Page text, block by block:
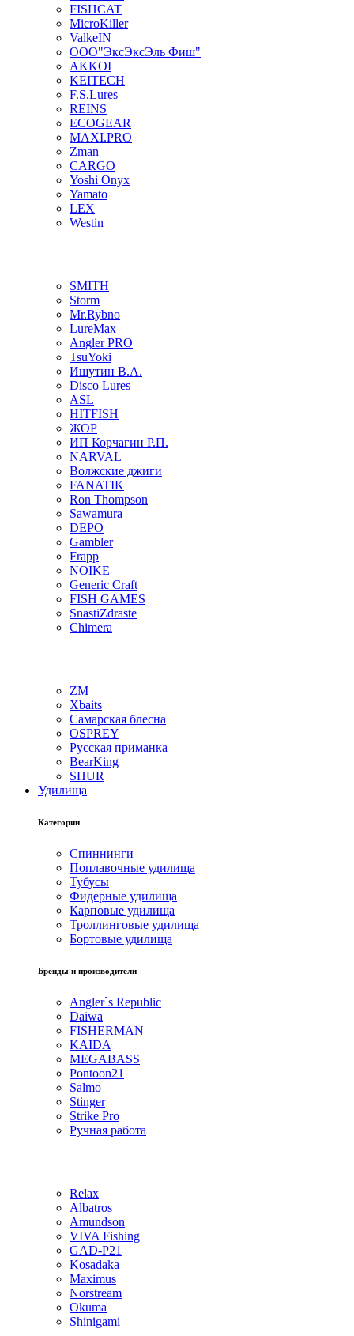
FISHCAT
MicroKiller
ValkeIN
ООО"ЭксЭксЭль Фиш"
AKKOI
KEITECH
F.S.Lures
REINS
ECOGEAR
MAXI.PRO
Zman
CARGO
Yoshi Onyx
Yamato
LEX
Westin
SMITH
Storm
Mr.Rybno
LureMax
Angler PRO
TsuYoki
Ишутин В.А.
Disco Lures
ASL
HITFISH
ЖОР
ИП Корчагин Р.П.
NARVAL
Волжские джиги
FANATIK
Ron Thompson
Sawamura
DEPO
Gambler
Frapp
NOIKE
Generic Craft
FISH GAMES
SnastiZdraste
Chimera
ZM
Xbaits
Самарская блесна
OSPREY
Русская приманка
BearKing
SHUR
Удилища
Категории
Спиннинги
Поплавочные удилища
Тубусы
Фидерные удилища
Карповые удилища
Троллинговые удилища
Бортовые удилища
Бренды и производители
Angler`s Republic
Daiwa
FISHERMAN
KAIDA
MEGABASS
Pontoon21
Salmo
Stinger
Strike Pro
Ручная работа
Relax
Albatros
Amundson
VIVA Fishing
GAD-P21
Kosadaka
Maximus
Norstream
Okuma
Shinigami